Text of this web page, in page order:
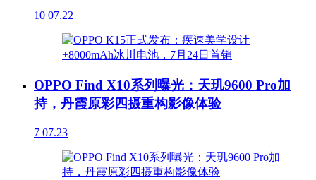
10 07.22
OPPO Find X10系列曝光：天玑9600 Pro加
持，丹霞原彩四摄重构影像体验
7 07.23